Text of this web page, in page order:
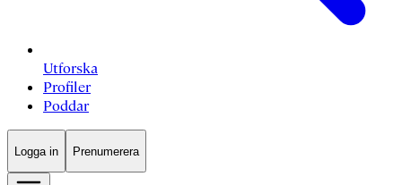
Utforska
Profiler
Poddar
Logga in Prenumerera